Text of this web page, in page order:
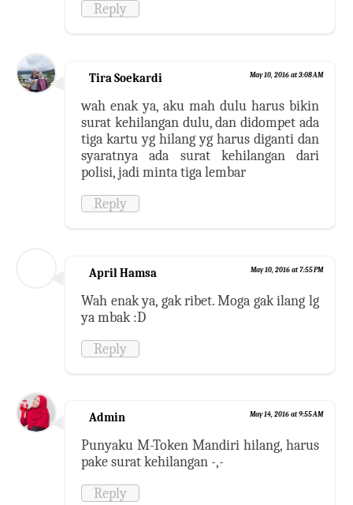
Reply
Tira Soekardi May 10, 2016 at 3:08 AM
wah enak ya, aku mah dulu harus bikin
surat kehilangan dulu, dan didompet ada
tiga kartu yg hilang yg harus diganti dan
syaratnya ada surat kehilangan dari
polisi, jadi minta tiga lembar
Reply
April Hamsa May 10, 2016 at 7:55 PM
Wah enak ya, gak ribet. Moga gak ilang lg
ya mbak :D
Reply
Admin May 14, 2016 at 9:55 AM
Punyaku M-Token Mandiri hilang, harus
pake surat kehilangan -,-
Reply